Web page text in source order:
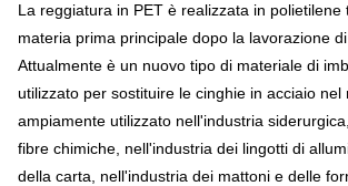
La reggiatura in PET è realizzata in polietilene
materia prima principale dopo la lavorazione di
Attualmente è un nuovo tipo di materiale di
utilizzato per sostituire le cinghie in acciaio nel
ampiamente utilizzato nell'industria
fibre chimiche, nell'industria dei lingotti di
della carta, nell'industria dei mattoni e delle